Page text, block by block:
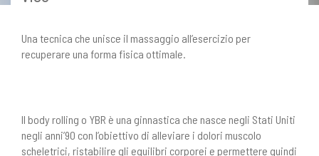
Una tecnica che unisce il massaggio all’esercizio per
recuperare una forma fisica ottimale.
Il body rolling o YBR è una ginnastica che nasce negli Stati Uniti
negli anni’90 con l’obiettivo di alleviare i dolori muscolo
scheletrici, ristabilire gli equilibri corporei e permettere quindi